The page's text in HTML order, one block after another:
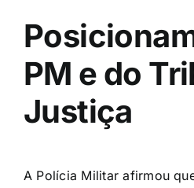
PM e do
Justiça
A Polícia Militar afirmou